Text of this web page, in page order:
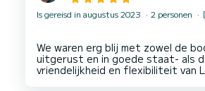
Is gereisd in augustus 2023 2 personen
We waren erg blij met zowel de
uitgerust en in goede staat- als